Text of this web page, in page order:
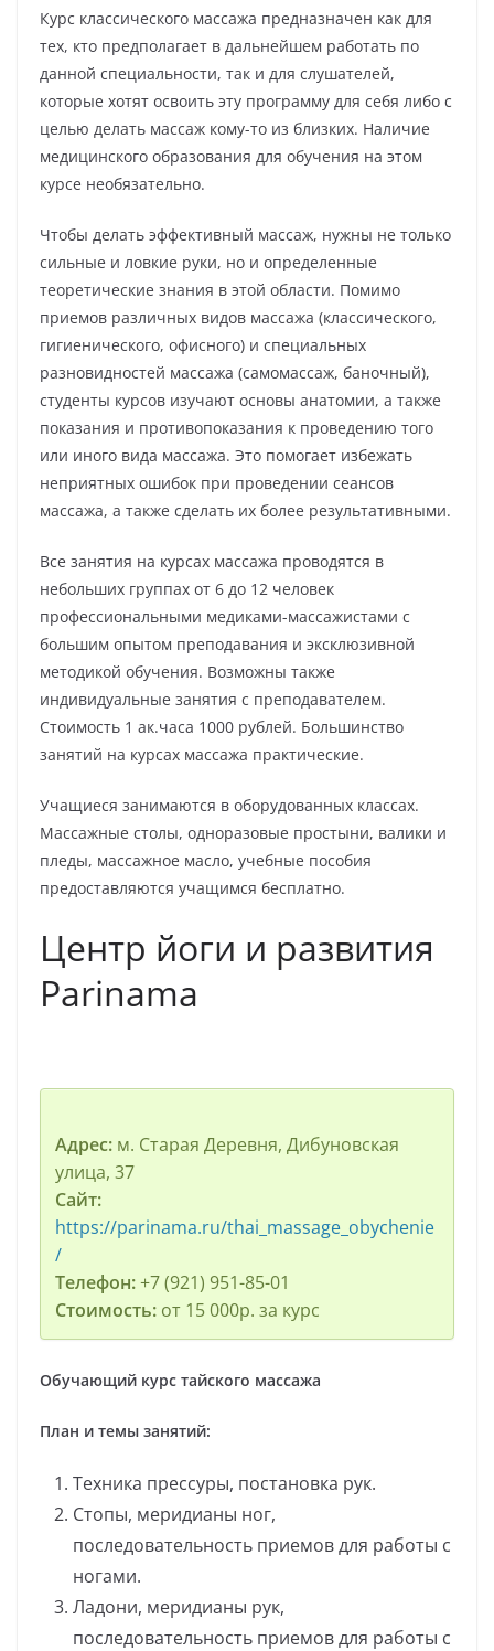
Курс классического массажа предназначен как для
тех, кто предполагает в дальнейшем работать по
данной специальности, так и для слушателей,
которые хотят освоить эту программу для себя либо с
целью делать массаж кому-то из близких. Наличие
медицинского образования для обучения на этом
курсе необязательно.
Чтобы делать эффективный массаж, нужны не только
сильные и ловкие руки, но и определенные
теоретические знания в этой области. Помимо
приемов различных видов массажа (классического,
гигиенического, офисного) и специальных
разновидностей массажа (самомассаж, баночный),
студенты курсов изучают основы анатомии, а также
показания и противопоказания к проведению того
или иного вида массажа. Это помогает избежать
неприятных ошибок при проведении сеансов
массажа, а также сделать их более результативными.
Все занятия на курсах массажа проводятся в
небольших группах от 6 до 12 человек
профессиональными медиками-массажистами с
большим опытом преподавания и эксклюзивной
методикой обучения. Возможны также
индивидуальные занятия с преподавателем.
Стоимость 1 ак.часа 1000 рублей. Большинство
занятий на курсах массажа практические.
Учащиеся занимаются в оборудованных классах.
Массажные столы, одноразовые простыни, валики и
пледы, массажное масло, учебные пособия
предоставляются учащимся бесплатно.
Центр йоги и развития
Parinama
Адрес:м. Старая Деревня, Дибуновская
улица, 37
Сайт:
https://parinama.ru/thai_massage_obychenie
/
Телефон:+7 (921) 951-85-01
Стоимость:от 15 000р. за курс
Обучающий курс тайского массажа
План и темы занятий:
Техника прессуры, постановка рук.
Стопы, меридианы ног,
последовательность приемов для работы с
ногами.
Ладони, меридианы рук,
последовательность приемов для работы с